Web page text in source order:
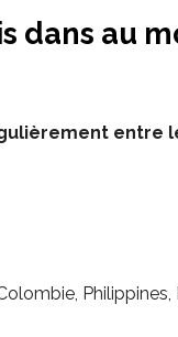
dans au
entre